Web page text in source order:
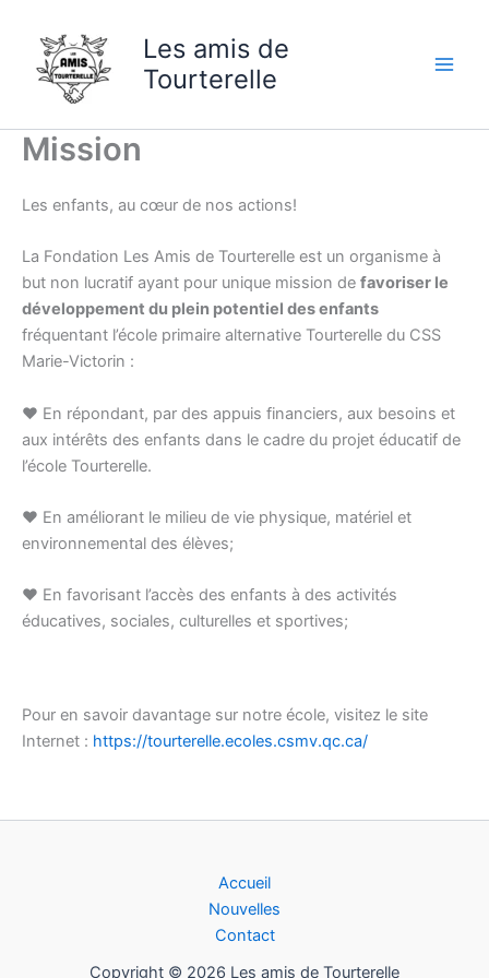
content
Les amis de
Tourterelle
Mission
Les enfants, au cœur de nos actions!
La Fondation Les Amis de Tourterelle est un organisme à
but non lucratif ayant pour unique mission de favoriser le
développement du plein potentiel desenfants
fréquentant l’école primaire alternative Tourterelle du CSS
Marie-Victorin : ​​
♥ En répondant, par des appuis financiers, aux besoins et
aux intérêts des enfants dans le cadre du projet éducatif de
l’école Tourterelle.​​
♥ En améliorant le milieu de vie physique, matériel et
environnemental des élèves;​​
♥ En favorisant l’accès des enfants à des activités
éducatives, sociales, culturelles et sportives;​​
Pour en savoir davantage sur notre école, visitez le site
Internet : https://tourterelle.ecoles.csmv.qc.ca/
Accueil
Nouvelles
Contact
Copyright © 2026 Les amis de Tourterelle